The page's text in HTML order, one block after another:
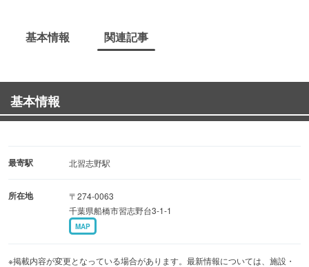
基本情報 関連記事
基本情報
最寄駅 北習志野駅
所在地
〒274-0063
千葉県船橋市習志野台3-1-1
MAP
※掲載内容が変更となっている場合があります。最新情報については、施設・